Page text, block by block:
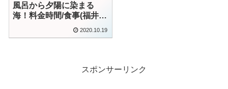
風呂から夕陽に染まる
海！料金時間/食事(福井県
2020.10.19
スポンサーリンク